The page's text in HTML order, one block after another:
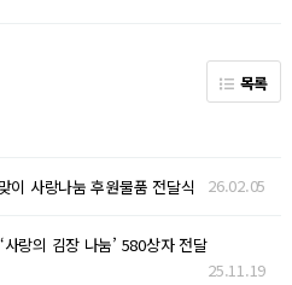
목록
이 사랑나눔 후원물품 전달식 26.02.05
랑의 김장 나눔’ 580상자 전달
25.11.19